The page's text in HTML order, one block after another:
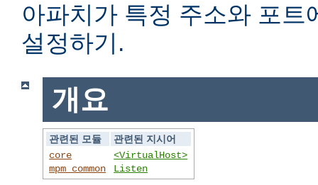
아파치가 특정 주소와 포트
설정하기.
개요
관련된 모듈
관련된 지시어
core
mpm_common
<VirtualHost>
Listen